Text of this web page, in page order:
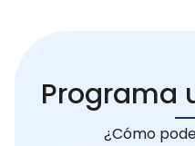
Programa
¿Cómo